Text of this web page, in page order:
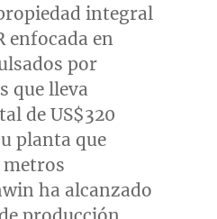
integral
enfocada en
por
que lleva
de US$320
planta que
metros
ha alcanzado